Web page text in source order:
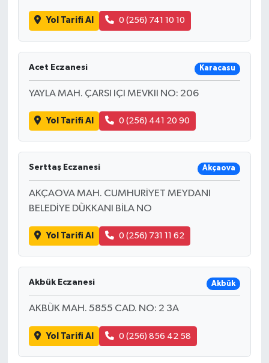
Yol Tarifi Al 0 (256) 741 10 10
Acet Eczanesi Karacasu
YAYLA MAH. ÇARSI IÇI MEVKII NO: 206
Yol Tarifi Al 0 (256) 441 20 90
Serttaş Eczanesi Akçaova
AKÇAOVA MAH. CUMHURİYET MEYDANI
BELEDİYE DÜKKANI BİLA NO
Yol Tarifi Al 0 (256) 731 11 62
Akbük Eczanesi Akbük
AKBÜK MAH. 5855 CAD. NO: 2 3A
Yol Tarifi Al 0 (256) 856 42 58